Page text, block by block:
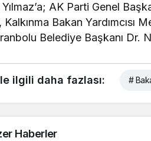
AK Parti Genel
Kalkınma Bakan Yardımcısı
Belediye Başkanı Dr.
ilgili daha fazlası: #
Haberler